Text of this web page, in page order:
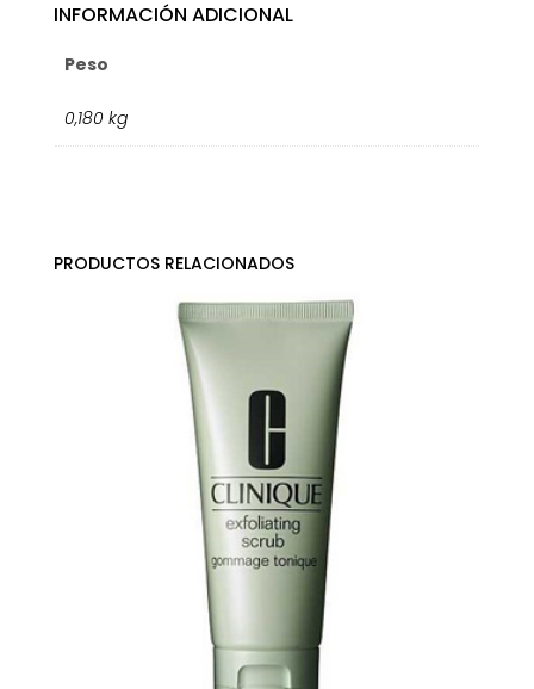
INFORMACIÓN ADICIONAL
Peso
0,180 kg
PRODUCTOS RELACIONADOS